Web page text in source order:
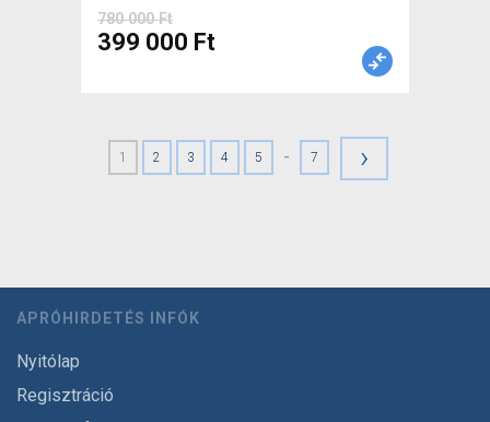
780 000 Ft
399 000 Ft
1 2 3 4 5 - 7 ›
APRÓHIRDETÉS INFÓK
Nyitólap
Regisztráció